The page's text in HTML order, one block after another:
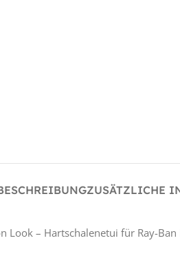
ZUSÄTZLICHE
Look – Hartschalenetui für Ray-